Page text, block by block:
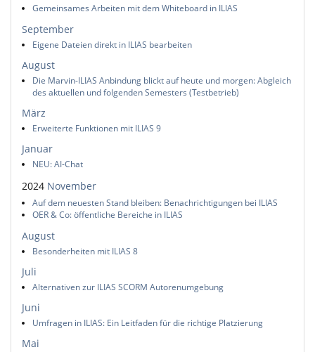
Gemeinsames Arbeiten mit dem Whiteboard in ILIAS
September
Eigene Dateien direkt in ILIAS bearbeiten
August
Die Marvin-ILIAS Anbindung blickt auf heute und morgen: Abgleich
des aktuellen und folgenden Semesters (Testbetrieb)
März
Erweiterte Funktionen mit ILIAS 9
Januar
NEU: AI-Chat
2024 November
Auf dem neuesten Stand bleiben: Benachrichtigungen bei ILIAS
OER & Co: öffentliche Bereiche in ILIAS
August
Besonderheiten mit ILIAS 8
Juli
Alternativen zur ILIAS SCORM Autorenumgebung
Juni
Umfragen in ILIAS: Ein Leitfaden für die richtige Platzierung
Mai